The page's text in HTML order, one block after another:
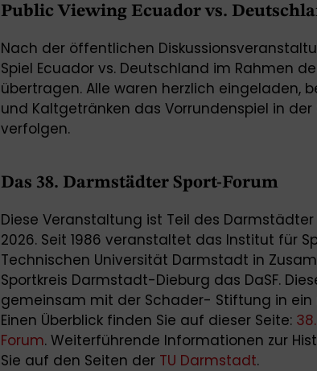
Public Viewing Ecuador vs.
Nach der öffentlichen
Spiel Ecuador vs. Deutschland im Rahmen
übertragen. Alle waren herzlich eingeladen,
und Kaltgetränken das Vorrundenspiel in
verfolgen.
Das 38. Darmstädter Sport-Forum
Diese Veranstaltung ist Teil des Darmstädter
2026. Seit 1986 veranstaltet das Institut für
Technischen Universität Darmstadt in
Sportkreis Darmstadt-Dieburg das DaSF.
gemeinsam mit der Schader- Stiftung in ein
Einen Überblick finden Sie auf dieser Seite:
Forum. Weiterführende Informationen zur
Sie auf den Seiten der TU Darmstadt.